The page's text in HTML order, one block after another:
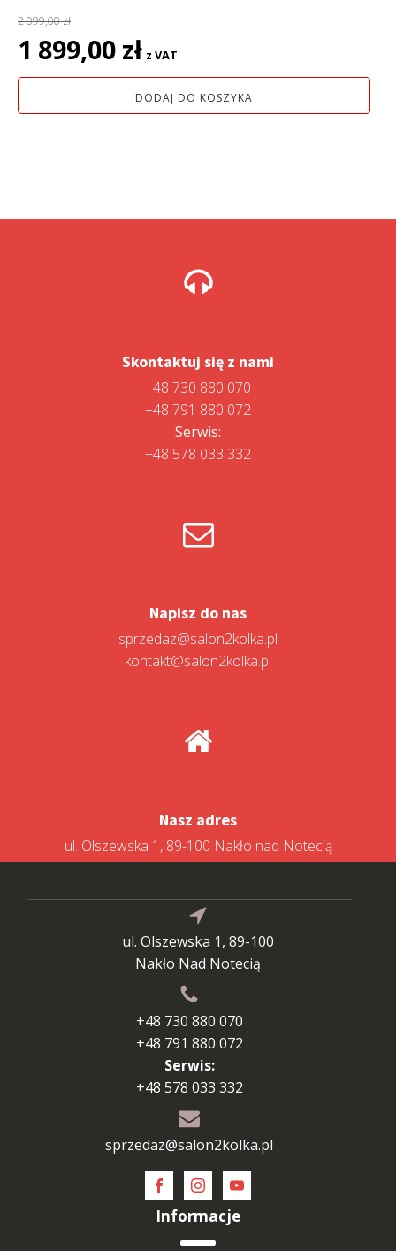
2 099,00zł
Pierwotna
cena
wynosiła:
1 899,00 zł cena
wynosi:
1
z VAT
DODAJ DO KOSZYKA
Skontaktuj się z nami
+48 730 880 070
+48 791 880 072
Serwis:
+48 578 033 332
Napisz do nas
sprzedaz@salon2kolka.pl
kontakt@salon2kolka.pl
Nasz adres
ul. Olszewska 1, 89-100 Nakło nad Notecią
ul. Olszewska 1, 89-100
Nakło Nad Notecią
+48 730 880 070
+48 791 880 072
Serwis:
+48 578 033 332
sprzedaz@salon2kolka.pl
Informacje